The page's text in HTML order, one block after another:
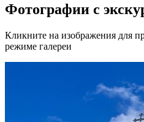
Фотографии с
Кликните на изображения для
режиме галереи